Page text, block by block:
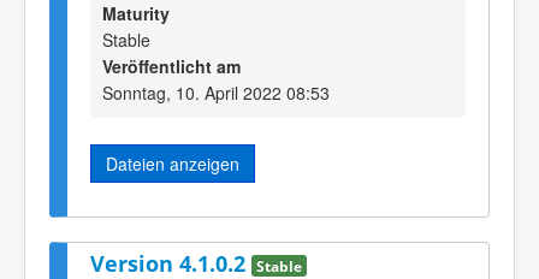
Maturity
Stable
Veröffentlicht am
Sonntag, 10. April 2022 08:53
Dateien anzeigen
Version 4.1.0.2 Stable